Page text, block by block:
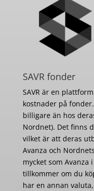
SAVR fonder
SAVR är en
kostnader på
billigare än hos
Nordnet). Det finns
vilket är att deras
Avanza och
mycket som Avanza
tillkommer om du
har en annan